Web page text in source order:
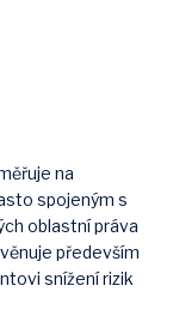
na
spojeným s
oblastní práva
především
snížení rizik